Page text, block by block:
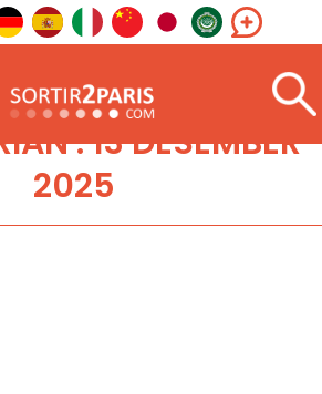
: 13 DESEMBER
2025